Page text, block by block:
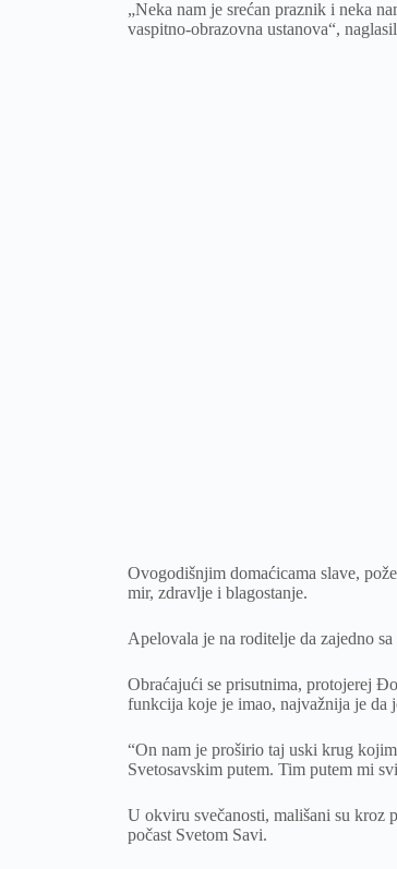
„Neka nam je srećan praznik i neka
vaspitno-obrazovna ustanova“,
Ovogodišnjim domaćicama slave,
mir, zdravlje i blagostanje.
Apelovala je na roditelje da zajedno
Obraćajući se prisutnima, protojerej
funkcija koje je imao, najvažnija je da
“On nam je proširio taj uski krug
Svetosavskim putem. Tim putem mi
U okviru svečanosti, mališani su kroz
počast Svetom Savi.